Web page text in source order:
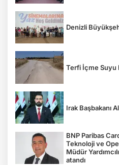
Denizli
Terfi İçme Suyu
Irak Başbakanı
BNP Paribas
Teknoloji ve
Müdür
atandı